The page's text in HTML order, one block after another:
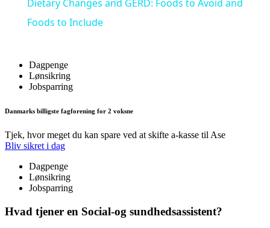
Dietary Changes and GERD: Foods to Avoid and
Foods to Include
Dagpenge
Lønsikring
Jobsparring
Danmarks billigste fagforening for 2 voksne
Tjek, hvor meget du kan spare ved at skifte a-kasse til Ase
Bliv sikret i dag
Dagpenge
Lønsikring
Jobsparring
Hvad tjener en Social-og sundhedsassistent?